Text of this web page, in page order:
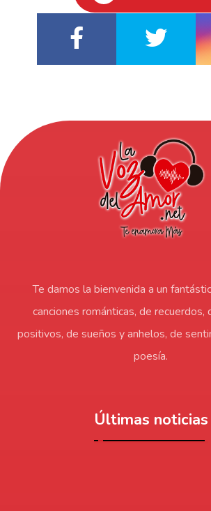
Te damos la bienvenida a un
canciones románticas, de recuerdos,
positivos, de sueños y anhelos, de
poesía.
Últimas noticias